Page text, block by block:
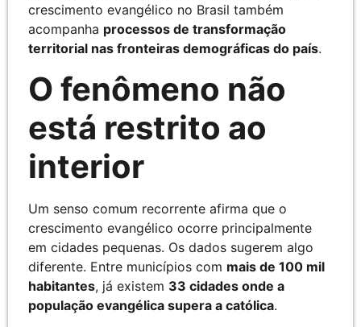
crescimento evangélico no Brasil também
acompanha processos de transformação
territorial nas fronteiras demográficas do país.
O fenômeno não
está restrito ao
interior
Um senso comum recorrente afirma que o
crescimento evangélico ocorre principalmente
em cidades pequenas. Os dados sugerem algo
diferente. Entre municípios com mais de 100 mil
habitantes, já existem 33 cidades onde a
população evangélica supera a católica.